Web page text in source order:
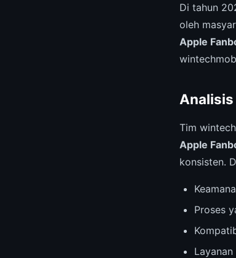
Di tahun
oleh
Apple
Tim
Apple
konsisten.
Proses